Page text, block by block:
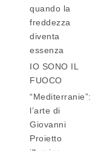
quando la
freddezza
diventa
essenza
IO SONO IL
FUOCO
“Mediterranie”:
l’arte di
Giovanni
Proietto